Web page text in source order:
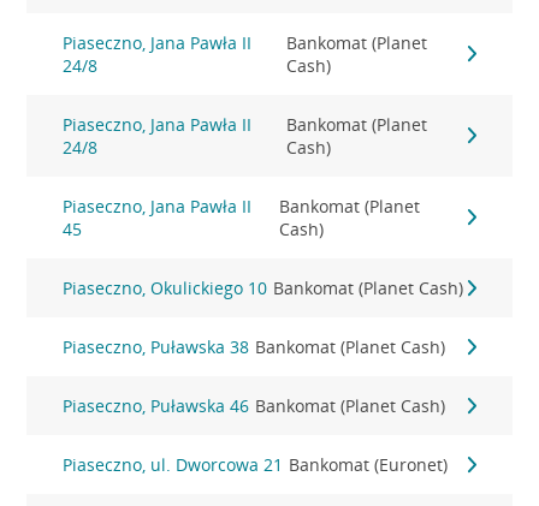
Piaseczno, Jana Pawła II
24/8
Bankomat (Planet
Cash)
Piaseczno, Jana Pawła II
24/8
Bankomat (Planet
Cash)
Piaseczno, Jana Pawła II
45
Bankomat (Planet
Cash)
Piaseczno, Okulickiego 10 Bankomat (Planet Cash)
Piaseczno, Puławska 38 Bankomat (Planet Cash)
Piaseczno, Puławska 46 Bankomat (Planet Cash)
Piaseczno, ul. Dworcowa 21 Bankomat (Euronet)